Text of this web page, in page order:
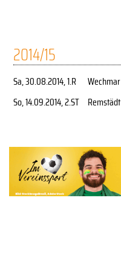
2014/15
Sa, 30.08.2014, 1.R Wechmar
So, 14.09.2014, 2.ST Remstädt